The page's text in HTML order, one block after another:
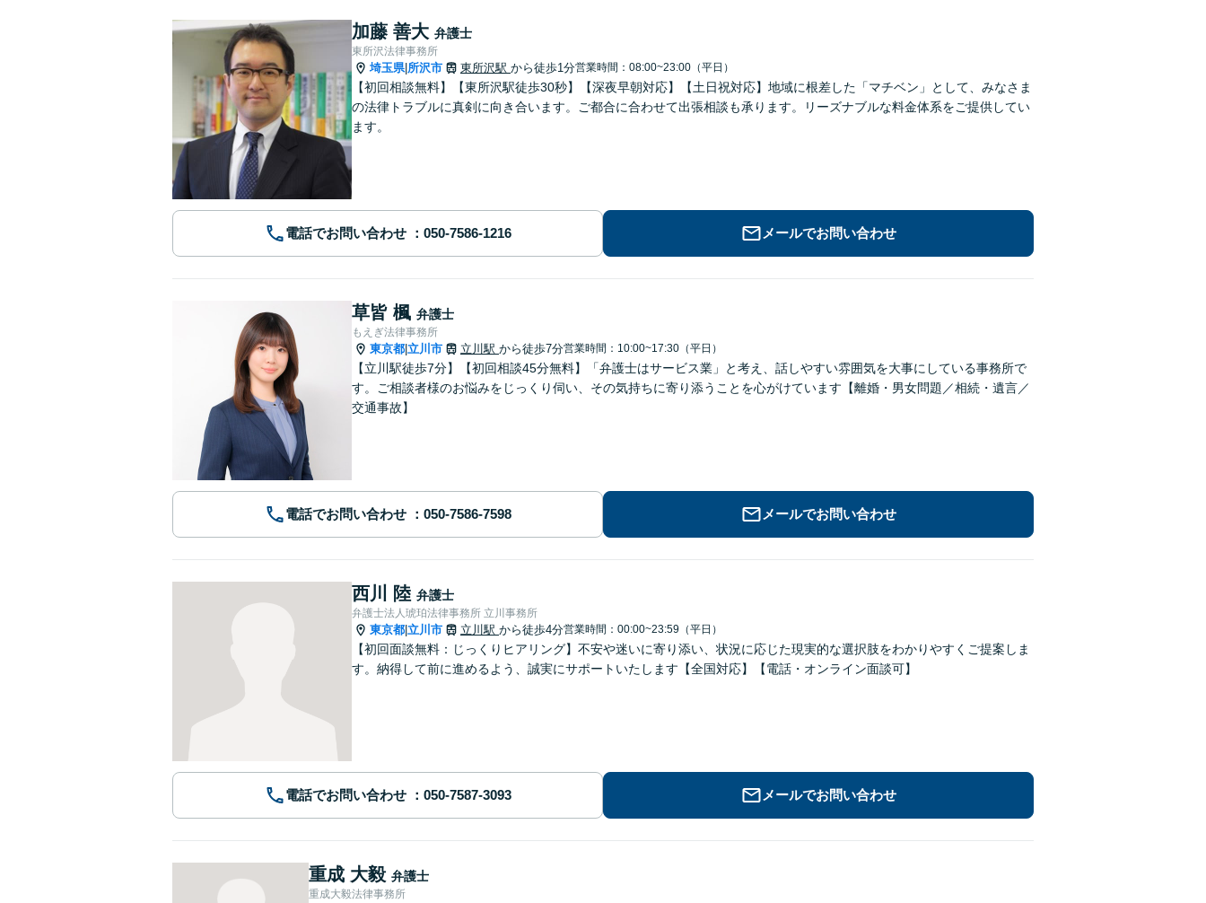
加藤 善大 弁護士
東所沢法律事務所
埼玉県| 所沢市 東所沢駅 から徒歩1分営業時間：08:00~23:00（平日）
【初回相談無料】【東所沢駅徒歩30秒】【深夜早朝対応】【土日祝対応】地域に根差した「マチベン」として、みなさま
の法律トラブルに真剣に向き合います。ご都合に合わせて出張相談も承ります。リーズナブルな料金体系をご提供してい
ます。
電話でお問い合わせ メールでお問い合わせ
草皆 楓 弁護士
もえぎ法律事務所
東京都 立川市 立川駅 から徒歩7分営業時間：10:00~17:30（平日）
【立川駅徒歩7分】【初回相談45分無料】「弁護士はサービス業」と考え、話しやすい雰囲気を大事にしている事務所で
す。ご相談者様のお悩みをじっくり伺い、その気持ちに寄り添うことを心がけています【離婚・男女問題／相続・遺言／
交通事故】
電話でお問い合わせ メールでお問い合わせ
西川 陸 弁護士
弁護士法人琥珀法律事務所 立川事務所
東京都 立川市 立川駅 から徒歩4分営業時間：00:00~23:59（平日）
【初回面談無料：じっくりヒアリング】不安や迷いに寄り添い、状況に応じた現実的な選択肢をわかりやすくご提案しま
す。納得して前に進めるよう、誠実にサポートいたします【全国対応】【電話・オンライン面談可】
電話でお問い合わせ メールでお問い合わせ
重成 大毅 弁護士
重成大毅法律事務所